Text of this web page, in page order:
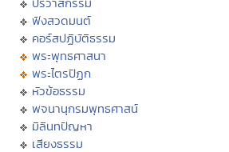
ฟังสวดมนต์
คอร์สปฏิบัติธรรม
พระพุทธศาสนา
พระไตรปิฏก
หัวข้อธรรม
พจนานุกรมพุทธศาสน์
มิลินทปัญหา
เสียงธรรม